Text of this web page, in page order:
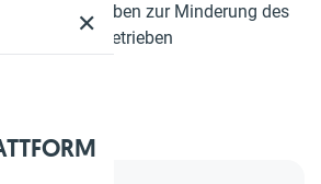
✕
Betriebsausgaben zur Minderung des
Gewinns bei Betrieben